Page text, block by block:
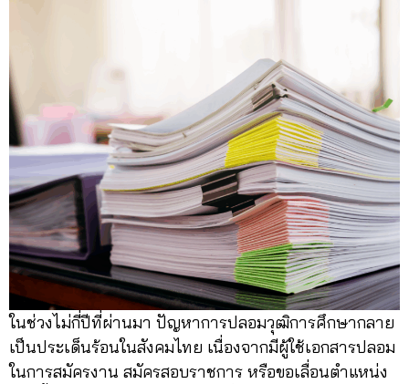
ในช่วงไม่กี่ปีที่ผ่านมา ปัญหาการปลอมวุฒิการศึกษากลาย
เป็นประเด็นร้อนในสังคมไทย เนื่องจากมีผู้ใช้เอกสารปลอม
ในการสมัครงาน สมัครสอบราชการ หรือขอเลื่อนตำแหน่ง